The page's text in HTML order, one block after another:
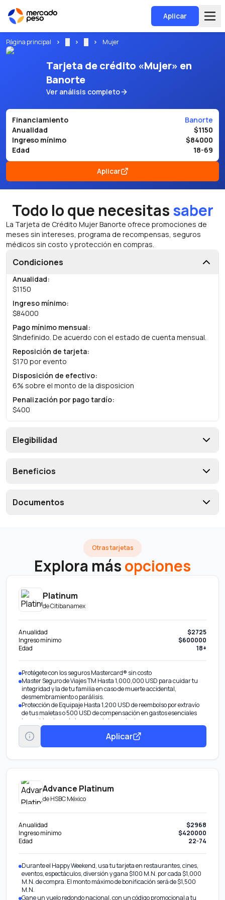
Aplicar
Página principal Mujer
Tarjeta de crédito «Mujer» en
Banorte
Ver análisis completo
Financiamiento
Banorte
Anualidad
$1150
Ingreso mínimo
$84000
Edad
18-69
Aplicar
Todo lo que necesitassaber
La Tarjeta de Crédito Mujer Banorte ofrece promociones de
meses sin intereses, programa de recompensas, seguros
médicos sin costo y protección en compras.
Condiciones
Anualidad:
$1150
Ingreso mínimo:
$84000
Pago mínimo mensual:
$Indefinido. De acuerdo con el estado de cuenta mensual.
Reposición de tarjeta:
$170 por evento
Disposición de efectivo:
6% sobre el monto de la disposicion
Penalización por pago tardío:
$400
Elegibilidad
Beneficios
Documentos
Otras tarjetas
Explora másopciones
Platinum
deCitibanamex
Anualidad
$2725
Ingreso mínimo
$600000
Edad
18+
Protégete con los seguros Mastercard® sin costo
Master Seguro de Viajes TM Hasta 1,000,000 USD para cuidar tu
integridad y la de tu familia en caso de muerte accidental,
desmembramiento o parálisis.
Protección de Equipaje Hasta 1,200 USD de reembolso por extravío
de tus maletas o 500 USD de compensación en gastos esenciales
incurridos durante la espera de tu equipaje.
Garantía Extendida Hasta 1 año adicional de garantía al ofrecido por
el fabricante con cobertura de 5,000 USD por incidente o 10,000
USD por año para reparaciones.
Disponible Banamex Convierte parte de tu línea de crédito en efectivo
con tasa preferencial. Beneficio por invitación.
Aumenta tu línea de crédito Aumenta tu línea de crédito
Pagos Fijos Banamex® Parcializa tus compras o saldo.
Aplicar
Advance Platinum
deHSBC México
Anualidad
$2968
Ingreso mínimo
$420000
Edad
22-74
Durante el Happy Weekend, usa tu tarjeta en restaurantes, cines,
eventos, espectáculos, diversión y gana $100 M.N. por cada $1,000
M.N. de compra. El monto máximo de bonificación será de $1,500
M.N.
Gane un vuelo redondo nacional, con un código promocional a tu